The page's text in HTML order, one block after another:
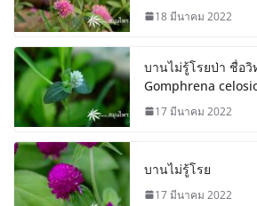
18 มีนาคม 2022
บานไม่รู้โรยป่า ชื่อวิ
Gomphrena
17 มีนาคม 2022
บานไม่รู้โรย
17 มีนาคม 2022